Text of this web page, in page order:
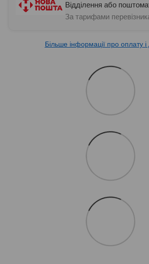
Відділення або
За тарифами
Більше інформації про оплату і